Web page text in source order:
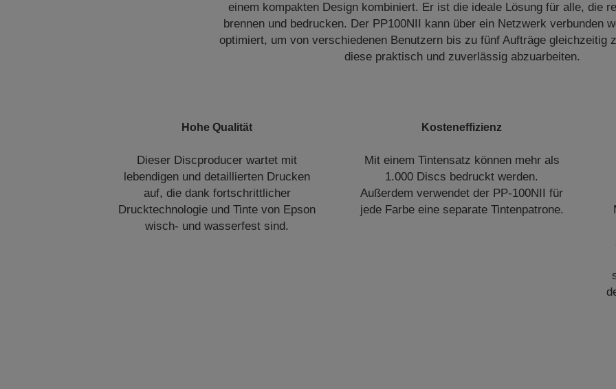
einem kompakten Design kombiniert. Er ist die ideale Lösung für alle, die
brennen und bedrucken. Der PP100NII kann über ein Netzwerk verbunden
optimiert, um von verschiedenen Benutzern bis zu fünf Aufträge gleichzeitig
diese praktisch und zuverlässig abzuarbeiten.
Hohe Qualität
Dieser Discproducer wartet mit
lebendigen und detaillierten Drucken
auf, die dank fortschrittlicher
Drucktechnologie und Tinte von Epson
wisch- und wasserfest sind.
Kosteneffizienz
Mit einem Tintensatz können mehr als
1.000 Discs bedruckt werden.
Außerdem verwendet der PP-100NII für
jede Farbe eine separate Tintenpatrone.